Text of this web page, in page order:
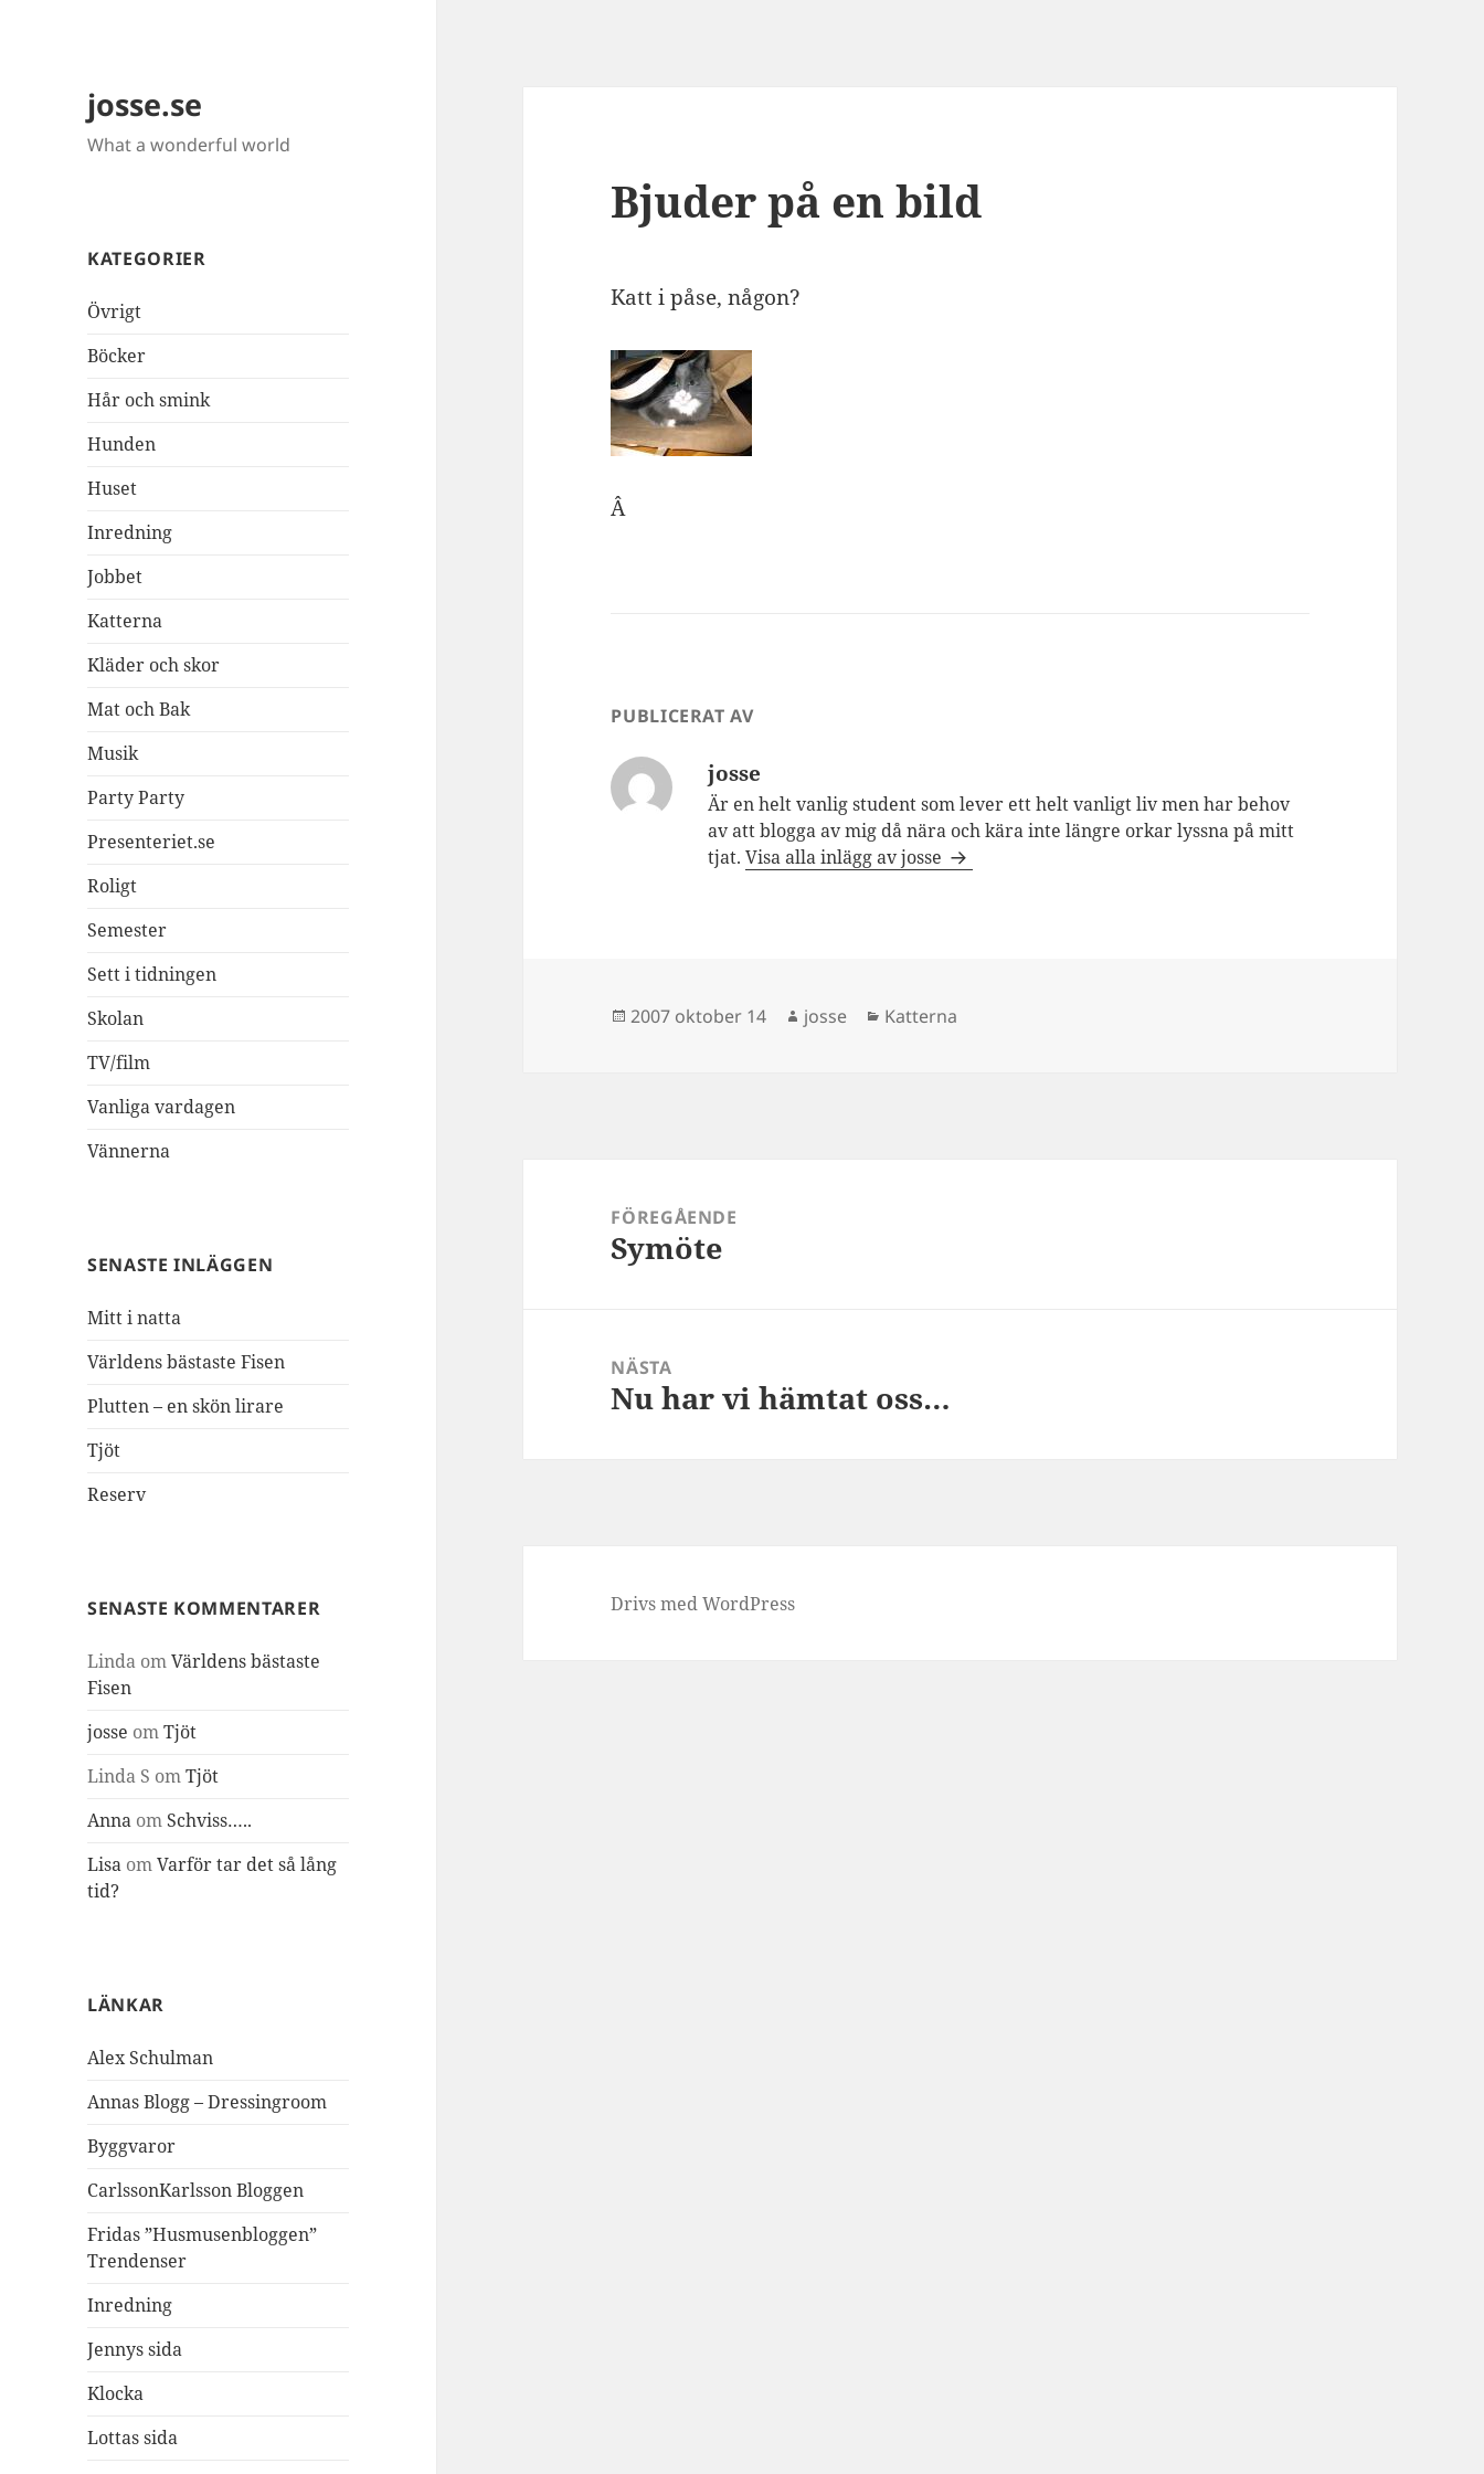
josse.se
What a wonderful world
KATEGORIER
Övrigt
Böcker
Hår och smink
Hunden
Huset
Inredning
Jobbet
Katterna
Kläder och skor
Mat och Bak
Musik
Party Party
Presenteriet.se
Roligt
Semester
Sett i tidningen
Skolan
TV/film
Vanliga vardagen
Vännerna
SENASTE INLÄGGEN
Mitt i natta
Världens bästaste Fisen
Plutten – en skön lirare
Tjöt
Reserv
SENASTE KOMMENTARER
Linda omVärldens bästaste
Fisen
josse omTjöt
Linda S omTjöt
Anna om Schviss…..
Lisa omVarför tar det så lång
tid?
LÄNKAR
Alex Schulman
Annas Blogg – Dressingroom
Byggvaror
CarlssonKarlsson Bloggen
Fridas ”Husmusenbloggen”
Trendenser
Inredning
Jennys sida
Klocka
Lottas sida
Bjuder på en bild
Katt i påse, någon?
Â
PUBLICERAT AV
josse
Är en helt vanlig student som lever ett helt vanligt liv men har behov
av att blogga av mig då nära och kära inte längre orkar lyssna på mitt
tjat.Visa alla inlägg av josse
Postat
2007 oktober 14 Författare
josse Kategorier
Katterna
FÖREGÅENDE
Föregående
Symöte
NÄSTA
Nästa
Nu har vi hämtat oss…
Drivs med WordPress